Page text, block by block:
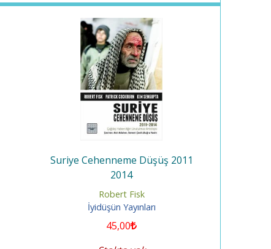
Suriye Cehenneme Düşüş 2011
2014
Robert Fisk
İyidüşün Yayınları
45,00